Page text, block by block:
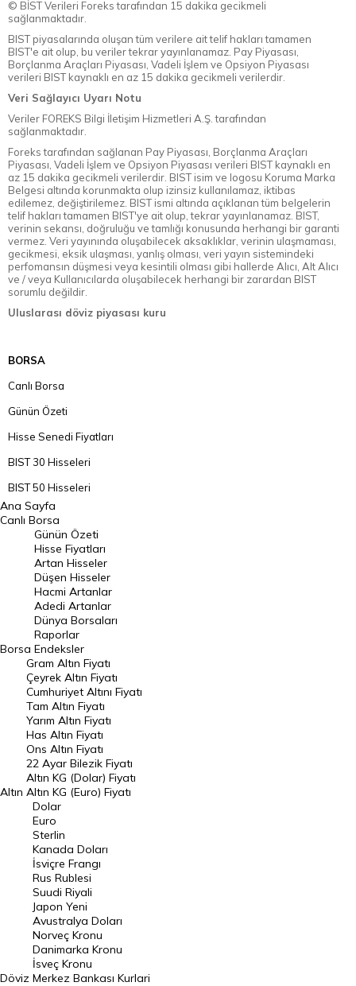
© BİST Verileri Foreks tarafından 15 dakika gecikmeli
sağlanmaktadır.
BIST piyasalarında oluşan tüm verilere ait telif hakları tamamen
BIST'e ait olup, bu veriler tekrar yayınlanamaz. Pay Piyasası,
Borçlanma Araçları Piyasası, Vadeli İşlem ve Opsiyon Piyasası
verileri BIST kaynaklı en az 15 dakika gecikmeli verilerdir.
Veri Sağlayıcı Uyarı Notu
Veriler FOREKS Bilgi İletişim Hizmetleri A.Ş. tarafından
sağlanmaktadır.
Foreks tarafından sağlanan Pay Piyasası, Borçlanma Araçları
Piyasası, Vadeli İşlem ve Opsiyon Piyasası verileri BIST kaynaklı en
az 15 dakika gecikmeli verilerdir. BIST isim ve logosu Koruma Marka
Belgesi altında korunmakta olup izinsiz kullanılamaz, iktibas
edilemez, değiştirilemez. BIST ismi altında açıklanan tüm belgelerin
telif hakları tamamen BIST'ye ait olup, tekrar yayınlanamaz. BIST,
verinin sekansı, doğruluğu ve tamlığı konusunda herhangi bir garanti
vermez. Veri yayınında oluşabilecek aksaklıklar, verinin ulaşmaması,
gecikmesi, eksik ulaşması, yanlış olması, veri yayın sistemindeki
perfomansın düşmesi veya kesintili olması gibi hallerde Alıcı, Alt Alıcı
ve / veya Kullanıcılarda oluşabilecek herhangi bir zarardan BIST
sorumlu değildir.
Uluslarası döviz piyasası kuru
BORSA
Canlı Borsa
Günün Özeti
Hisse Senedi Fiyatları
BIST 30 Hisseleri
BIST 50 Hisseleri
BIST 100 Hisseleri
En Çok Artan Hisseler
En Çok Düşen Hisseler
Hacmi Artanlar
Geçmiş Kapanışlar
Dünya Borsaları
Raporlar
Endeksler
DÖVİZ
Döviz Kuru
Dolar Kuru
Euro Kuru
Pound Kuru
Frank Kuru
Riyal Kuru
Avustralya Doları
Danimarka Kronu Kuru
Kanada Doları Kuru
Norveç Kronu Kuru
Ana Sayfa
Canlı Borsa
Borsa
Günün Özeti
Hisse Fiyatları
Artan Hisseler
Düşen Hisseler
Hacmi Artanlar
Adedi Artanlar
Dünya Borsaları
Raporlar
Endeksler
Altın
Gram Altın Fiyatı
Çeyrek Altın Fiyatı
Cumhuriyet Altını Fiyatı
Tam Altın Fiyatı
Yarım Altın Fiyatı
Has Altın Fiyatı
Ons Altın Fiyatı
22 Ayar Bilezik Fiyatı
Altın KG (Dolar) Fiyatı
Altın KG (Euro) Fiyatı
Döviz
Dolar
Euro
Sterlin
Kanada Doları
İsviçre Frangı
Rus Rublesi
Suudi Riyali
Japon Yeni
Avustralya Doları
Norveç Kronu
Danimarka Kronu
İsveç Kronu
Merkez Bankası Kurlari